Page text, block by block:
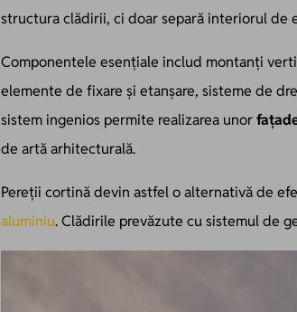
structura clădirii, ci doar separă interiorul
Componentele esențiale includ montanți
elemente de fixare și etanșare, sisteme de
sistem ingenios permite realizarea unor
de artă arhitecturală.
Pereții cortină devin astfel o alternativă de
aluminiu. Clădirile prevăzute cu sistemul de